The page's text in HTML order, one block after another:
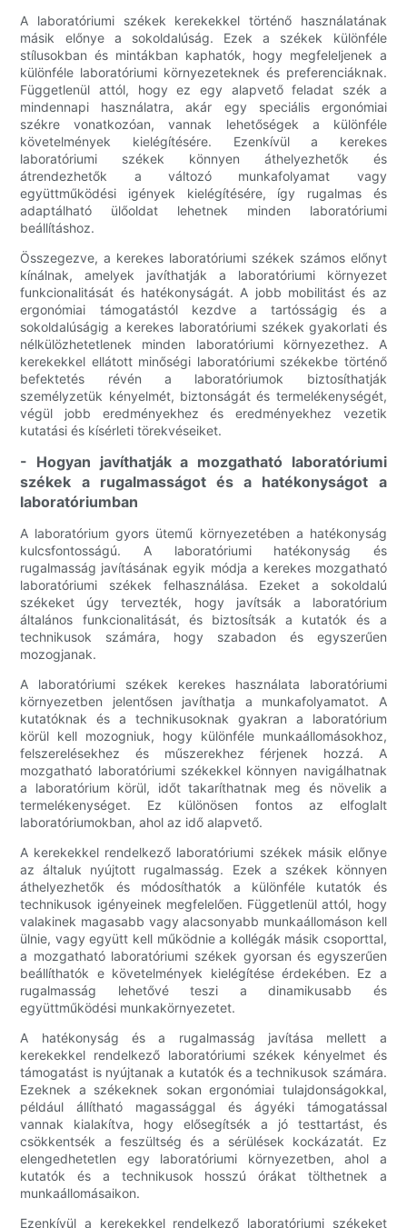
A laboratóriumi székek kerekekkel történő használatának
másik előnye a sokoldalúság. Ezek a székek különféle
stílusokban és mintákban kaphatók, hogy megfeleljenek a
különféle laboratóriumi környezeteknek és preferenciáknak.
Függetlenül attól, hogy ez egy alapvető feladat szék a
mindennapi használatra, akár egy speciális ergonómiai
székre vonatkozóan, vannak lehetőségek a különféle
követelmények kielégítésére. Ezenkívül a kerekes
laboratóriumi székek könnyen áthelyezhetők és
átrendezhetők a változó munkafolyamat vagy
együttműködési igények kielégítésére, így rugalmas és
adaptálható ülőoldat lehetnek minden laboratóriumi
beállításhoz.
Összegezve, a kerekes laboratóriumi székek számos előnyt
kínálnak, amelyek javíthatják a laboratóriumi környezet
funkcionalitását és hatékonyságát. A jobb mobilitást és az
ergonómiai támogatástól kezdve a tartósságig és a
sokoldalúságig a kerekes laboratóriumi székek gyakorlati és
nélkülözhetetlenek minden laboratóriumi környezethez. A
kerekekkel ellátott minőségi laboratóriumi székekbe történő
befektetés révén a laboratóriumok biztosíthatják
személyzetük kényelmét, biztonságát és termelékenységét,
végül jobb eredményekhez és eredményekhez vezetik
kutatási és kísérleti törekvéseiket.
- Hogyan javíthatják a mozgatható laboratóriumi
székek a rugalmasságot és a hatékonyságot a
laboratóriumban
A laboratórium gyors ütemű környezetében a hatékonyság
kulcsfontosságú. A laboratóriumi hatékonyság és
rugalmasság javításának egyik módja a kerekes mozgatható
laboratóriumi székek felhasználása. Ezeket a sokoldalú
székeket úgy tervezték, hogy javítsák a laboratórium
általános funkcionalitását, és biztosítsák a kutatók és a
technikusok számára, hogy szabadon és egyszerűen
mozogjanak.
A laboratóriumi székek kerekes használata laboratóriumi
környezetben jelentősen javíthatja a munkafolyamatot. A
kutatóknak és a technikusoknak gyakran a laboratórium
körül kell mozogniuk, hogy különféle munkaállomásokhoz,
felszerelésekhez és műszerekhez férjenek hozzá. A
mozgatható laboratóriumi székekkel könnyen navigálhatnak
a laboratórium körül, időt takaríthatnak meg és növelik a
termelékenységet. Ez különösen fontos az elfoglalt
laboratóriumokban, ahol az idő alapvető.
A kerekekkel rendelkező laboratóriumi székek másik előnye
az általuk nyújtott rugalmasság. Ezek a székek könnyen
áthelyezhetők és módosíthatók a különféle kutatók és
technikusok igényeinek megfelelően. Függetlenül attól, hogy
valakinek magasabb vagy alacsonyabb munkaállomáson kell
ülnie, vagy együtt kell működnie a kollégák másik csoporttal,
a mozgatható laboratóriumi székek gyorsan és egyszerűen
beállíthatók e követelmények kielégítése érdekében. Ez a
rugalmasság lehetővé teszi a dinamikusabb és
együttműködési munkakörnyezetet.
A hatékonyság és a rugalmasság javítása mellett a
kerekekkel rendelkező laboratóriumi székek kényelmet és
támogatást is nyújtanak a kutatók és a technikusok számára.
Ezeknek a székeknek sokan ergonómiai tulajdonságokkal,
például állítható magassággal és ágyéki támogatással
vannak kialakítva, hogy elősegítsék a jó testtartást, és
csökkentsék a feszültség és a sérülések kockázatát. Ez
elengedhetetlen egy laboratóriumi környezetben, ahol a
kutatók és a technikusok hosszú órákat tölthetnek a
munkaállomásaikon.
Ezenkívül a kerekekkel rendelkező laboratóriumi székeket